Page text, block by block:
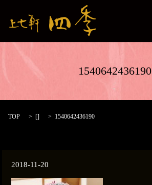
1540642436190
TOP [] 1540642436190
2018-11-20